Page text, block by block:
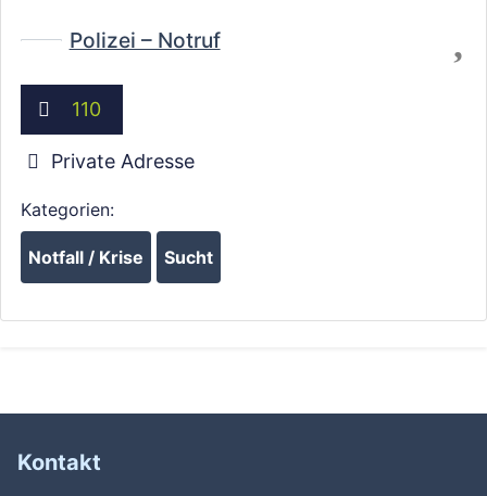
Polizei – Notruf
110
Private Adresse
Kategorien:
Notfall / Krise Sucht
Kontakt